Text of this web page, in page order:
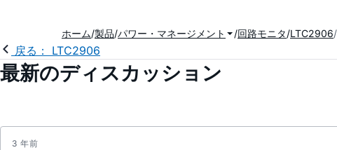
ホーム 製品 パワー・マネージメント 回路モニタ LTC2906
戻る： LTC2906
最新のディスカッション
3 年前